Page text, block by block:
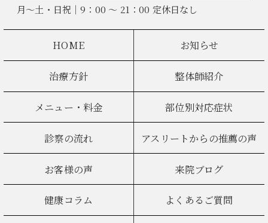
月～土・日祝｜9：00 ～ 21：00 定休日なし
HOME お知らせ
治療方針 整体師紹介
メニュー・料金 部位別対応症状
診察の流れ アスリートからの推薦の声
お客様の声 来院ブログ
健康コラム よくあるご質問